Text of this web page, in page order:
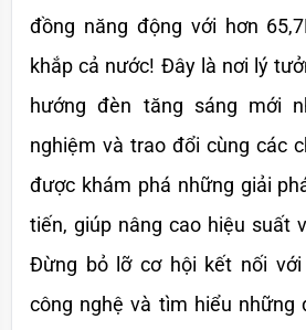
đồng năng động với hơn
khắp cả nước! Đây là nơi lý
hướng đèn tăng sáng mới
nghiệm và trao đổi cùng các
được khám phá những giải
tiến, giúp nâng cao hiệu suất
Đừng bỏ lỡ cơ hội kết nối với
công nghệ và tìm hiểu những